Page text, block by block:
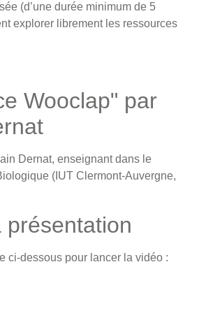
(d’une durée minimum de 5
explorer librement les ressources
Wooclap" par
Dernat, enseignant dans le
(IUT Clermont-Auvergne,
présentation
ci-dessous pour lancer la vidéo :